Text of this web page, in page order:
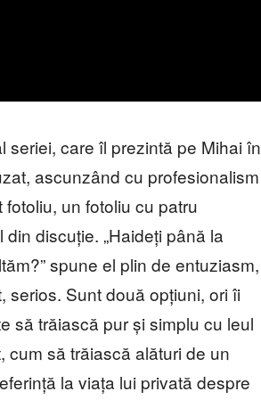
seriei, care îl prezintă pe Mihai în
ascunzând cu profesionalism
un fotoliu cu patru
discuție. „Haideți până la
spune el plin de entuziasm,
serios. Sunt două opțiuni, ori îi
să trăiască pur și simplu cu leul
cum să trăiască alături de un
la viața lui privată despre